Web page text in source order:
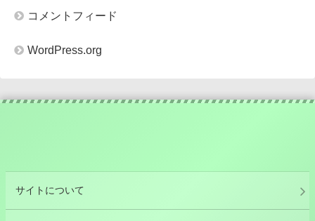
コメントフィード
WordPress.org
サイトについて